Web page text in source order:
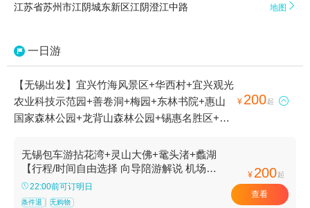
江苏省苏州市江阴城东新区江阴澄江中路 地图 
一日游
【无锡出发】宜兴竹海风景区+华西村+宜兴观光
农业科技示范园+善卷洞+梅园+东林书院+惠山
国家森林公园+龙背山森林公园+锡惠名胜区+蠡
中央公园+薛福成故居-钦使第·薛家花园+无锡锡
惠公园-寄畅园+张公洞+灵山大佛+水浒城+九龙
湾乡村家园+陶祖圣境+宜兴文峰塔+无锡市太湖
鼋头渚风景区+蠡湖新城+中华赏石园+海底世界
¥ 200起 
无锡包车游拈花湾+灵山大佛+鼋头渚+蠡湖
【行程/时间自由选择 向导陪游解说 机场接
送】
22:00前可订明日
条件退 无购物
¥ 200起
查看